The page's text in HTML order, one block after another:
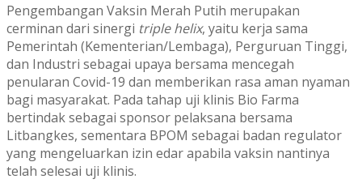
Pengembangan Vaksin Merah Putih merupakan
cerminan dari sinergi triple helix, yaitu kerja sama
Pemerintah (Kementerian/Lembaga), Perguruan Tinggi,
dan Industri sebagai upaya bersama mencegah
penularan Covid-19 dan memberikan rasa aman nyaman
bagi masyarakat. Pada tahap uji klinis Bio Farma
bertindak sebagai sponsor pelaksana bersama
Litbangkes, sementara BPOM sebagai badan regulator
yang mengeluarkan izin edar apabila vaksin nantinya
telah selesai uji klinis.